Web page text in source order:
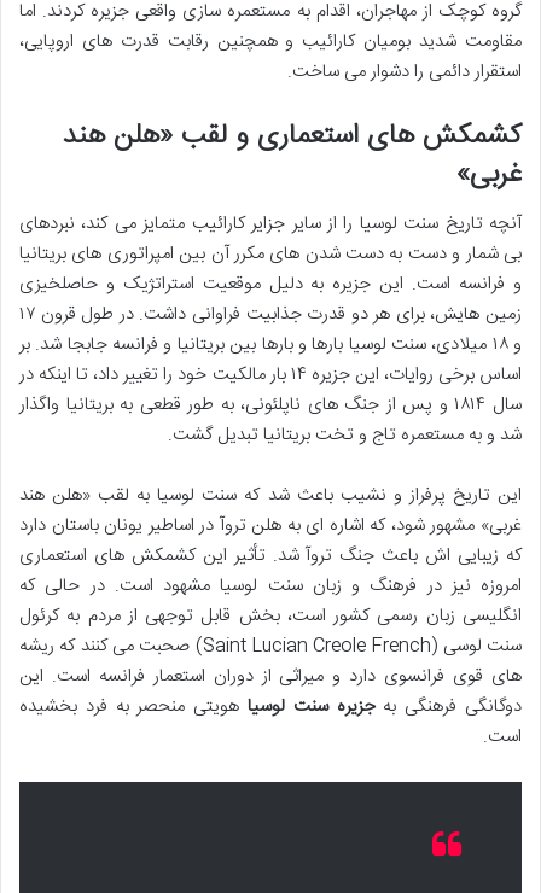
گروه کوچک از مهاجران، اقدام به مستعمره سازی واقعی جزیره کردند. اما
مقاومت شدید بومیان کارائیب و همچنین رقابت قدرت های اروپایی،
استقرار دائمی را دشوار می ساخت.
کشمکش های استعماری و لقب «هلن هند
غربی»
آنچه تاریخ سنت لوسیا را از سایر جزایر کارائیب متمایز می کند، نبردهای
بی شمار و دست به دست شدن های مکرر آن بین امپراتوری های بریتانیا
و فرانسه است. این جزیره به دلیل موقعیت استراتژیک و حاصلخیزی
زمین هایش، برای هر دو قدرت جذابیت فراوانی داشت. در طول قرون ۱۷
و ۱۸ میلادی، سنت لوسیا بارها و بارها بین بریتانیا و فرانسه جابجا شد. بر
اساس برخی روایات، این جزیره ۱۴ بار مالکیت خود را تغییر داد، تا اینکه در
سال ۱۸۱۴ و پس از جنگ های ناپلئونی، به طور قطعی به بریتانیا واگذار
شد و به مستعمره تاج و تخت بریتانیا تبدیل گشت.
این تاریخ پرفراز و نشیب باعث شد که سنت لوسیا به لقب «هلن هند
غربی» مشهور شود، که اشاره ای به هلن تروآ در اساطیر یونان باستان دارد
که زیبایی اش باعث جنگ تروآ شد. تأثیر این کشمکش های استعماری
امروزه نیز در فرهنگ و زبان سنت لوسیا مشهود است. در حالی که
انگلیسی زبان رسمی کشور است، بخش قابل توجهی از مردم به کرئول
سنت لوسی (Saint Lucian Creole French) صحبت می کنند که ریشه
های قوی فرانسوی دارد و میراثی از دوران استعمار فرانسه است. این
دوگانگی فرهنگی بهجزیره سنت لوسیا هویتی منحصر به فرد بخشیده
است.